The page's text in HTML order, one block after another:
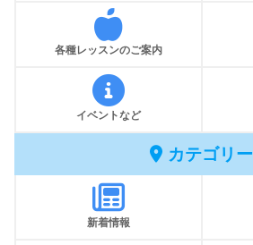
各種レッスンのご案内
イベントなど
カテゴリー
新着情報